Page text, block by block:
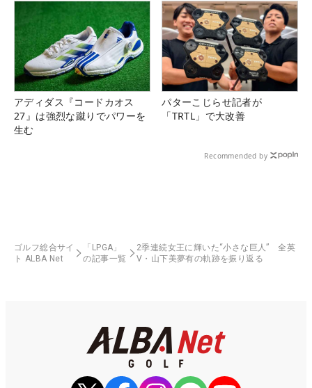
アディダス『コードカオス
27』は強烈な蹴りでパワーを
生む
パターこじらせ記者が
「TRTL」で大改善
Recommended by
ゴルフ総合サイ
ト ALBA Net
「LPGA」
の記事一覧
2季連続女王に輝いた“小さな巨人” 全英
V・山下美夢有の軌跡を振り返る